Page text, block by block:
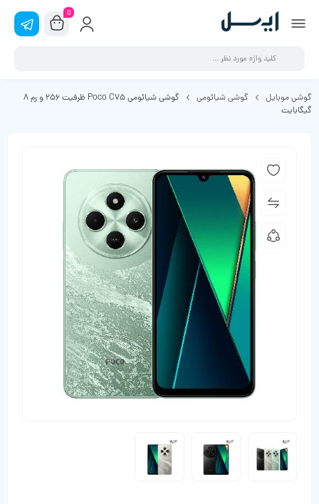
0
گوشی موبایل گوشی شیائومی
گوشی شیائومی Poco C75 ظرفیت 256 و رم 8
گیگابایت